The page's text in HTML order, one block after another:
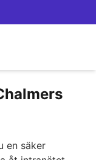
en säker